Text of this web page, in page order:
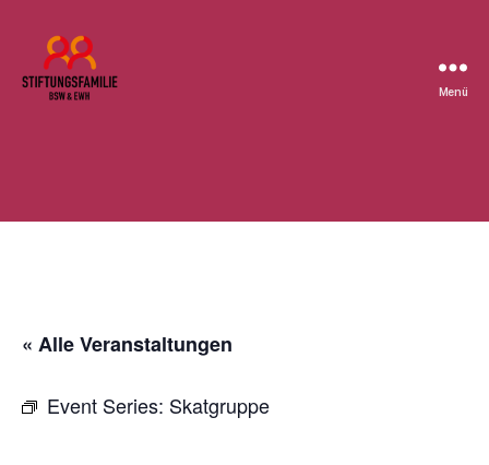
Menü
« Alle Veranstaltungen
Event Series: Skatgruppe